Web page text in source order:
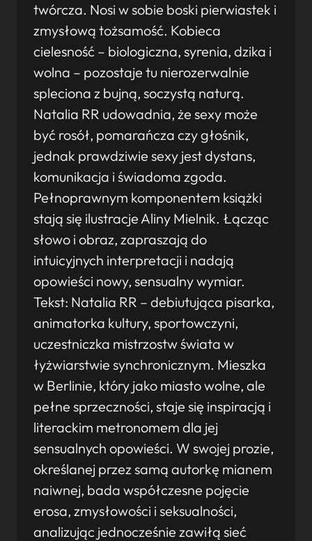
twórcza. Nosi w sobie boski pierwiastek i
zmysłową tożsamość. Kobieca
cielesność – biologiczna, syrenia, dzika i
wolna – pozostaje tu nierozerwalnie
spleciona z bujną, soczystą naturą.
Natalia RR udowadnia, że sexy może
być rosół, pomarańcza czy głośnik,
jednak prawdziwie sexy jest dystans,
komunikacja i świadoma zgoda.
Pełnoprawnym komponentem książki
stają się ilustracje Aliny Mielnik. Łącząc
słowo i obraz, zapraszają do
intuicyjnych interpretacji i nadają
opowieści nowy, sensualny wymiar.
Tekst: Natalia RR – debiutująca pisarka,
animatorka kultury, sportowczyni,
uczestniczka mistrzostw świata w
łyżwiarstwie synchronicznym. Mieszka
w Berlinie, który jako miasto wolne, ale
pełne sprzeczności, staje się inspiracją i
literackim metronomem dla jej
sensualnych opowieści. W swojej prozie,
określanej przez samą autorkę mianem
naiwnej, bada współczesne pojęcie
erosa, zmysłowości i seksualności,
analizując jednocześnie zawiłą sieć